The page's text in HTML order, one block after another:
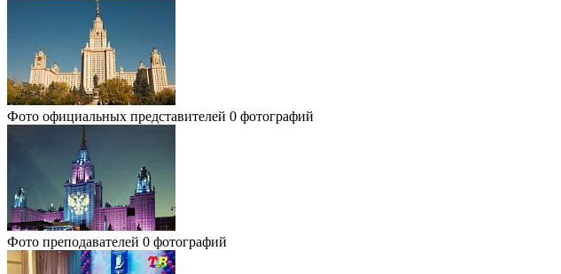
Фото официальных представителей 0 фотографий
Фото преподавателей 0 фотографий